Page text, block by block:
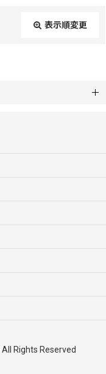
表示順変更
Rights Reserved